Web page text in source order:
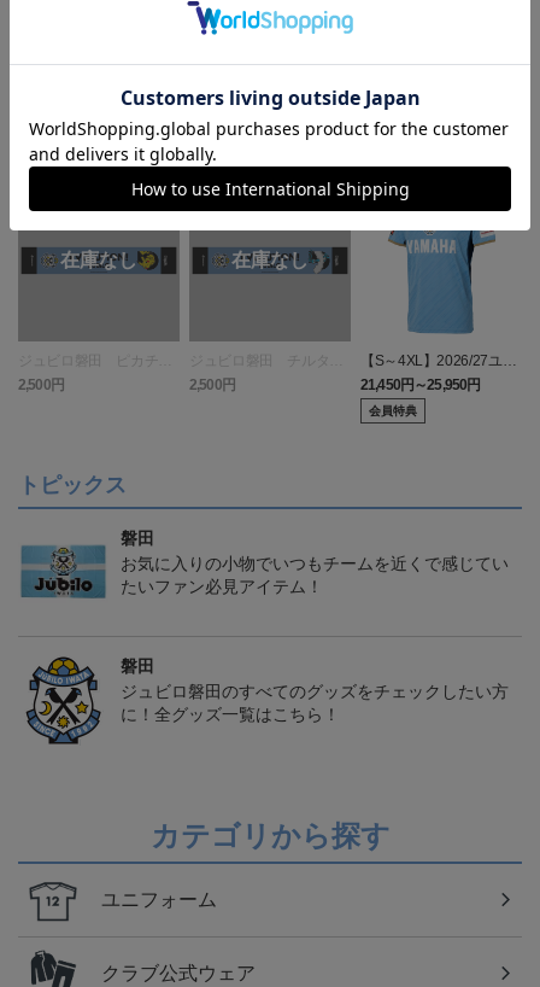
ランキング
ジュビロ磐田 ピカチュ
ウ タオルマフラー
2,500円
ジュビロ磐田 チルタリ
ス タオルマフラー
2,500円
【S～4XL】2026/27ユニ
フォーム オーセンティッ
クモデル:FP1st
21,450円～25,950円
会員特典
トピックス
磐田
お気に入りの小物でいつもチームを近くで感じてい
たいファン必見アイテム！
磐田
ジュビロ磐田のすべてのグッズをチェックしたい方
に！全グッズ一覧はこちら！
カテゴリから探す
ユニフォーム
クラブ公式ウェア